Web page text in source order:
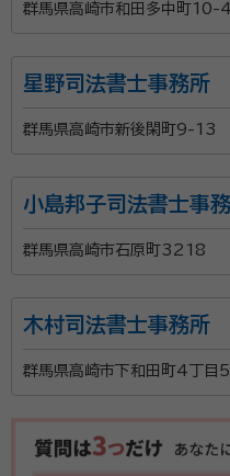
群馬県高崎市和田多中町
星野司法書士事務所
群馬県高崎市新後閑町9-13
小島邦子司法書士事
群馬県高崎市石原町3218
木村司法書士事務所
群馬県高崎市下和田町4丁目